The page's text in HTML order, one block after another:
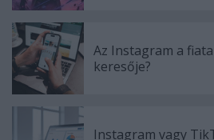
Az Instagram a
keresője?
Instagram vagy